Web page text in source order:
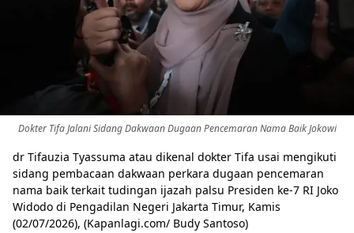
Dokter Tifa Jalani Sidang Dakwaan Dugaan Pencemaran Nama Baik Jokowi
dr Tifauzia Tyassuma atau dikenal dokter Tifa usai mengikuti
sidang pembacaan dakwaan perkara dugaan pencemaran
nama baik terkait tudingan ijazah palsu Presiden ke-7 RI Joko
Widodo di Pengadilan Negeri Jakarta Timur, Kamis
(02/07/2026), (Kapanlagi.com/ Budy Santoso)